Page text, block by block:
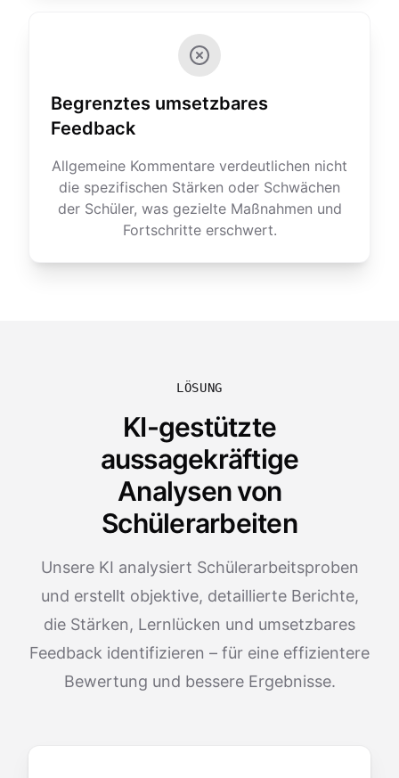
Begrenztes umsetzbares
Feedback
Allgemeine Kommentare verdeutlichen nicht
die spezifischen Stärken oder Schwächen
der Schüler, was gezielte Maßnahmen und
Fortschritte erschwert.
LÖSUNG
KI-gestützte
aussagekräftige
Analysen von
Schülerarbeiten
Unsere KI analysiert Schülerarbeitsproben
und erstellt objektive, detaillierte Berichte,
die Stärken, Lernlücken und umsetzbares
Feedback identifizieren – für eine effizientere
Bewertung und bessere Ergebnisse.